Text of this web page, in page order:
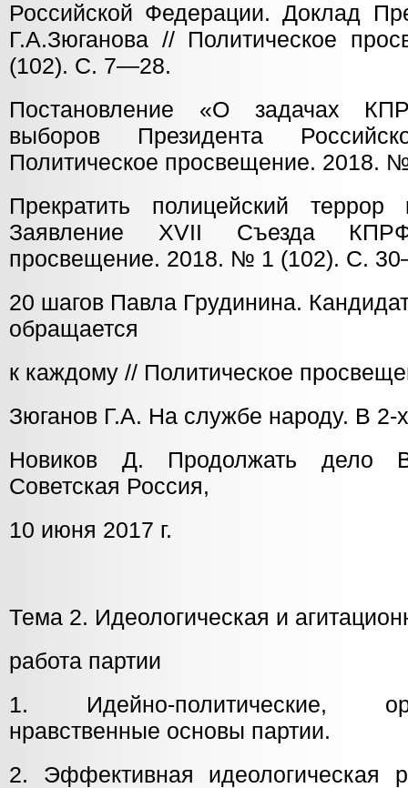
Российской Федерации. Доклад
Г.А.Зюганова // Политическое
(102). С. 7—28.
Постановление «О задачах
выборов Президента
Политическое просвещение. 2018.
Прекратить полицейский террор
Заявление XVII Съезда
просвещение. 2018. № 1 (102). С.
20 шагов Павла Грудинина.
обращается
к каждому // Политическое
Зюганов Г.А. На службе народу. В
Новиков Д. Продолжать дело
Советская Россия,
10 июня 2017 г.
Тема 2. Идеологическая и
работа партии
1. Идейно-политические,
нравственные основы партии.
2. Эффективная идеологическая